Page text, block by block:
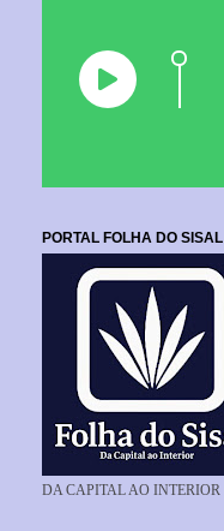
PORTAL FOLHA DO SISAL
DA CAPITAL AO INTERIOR